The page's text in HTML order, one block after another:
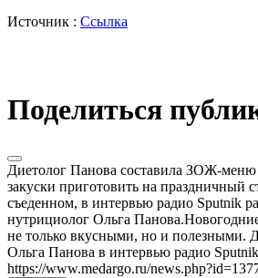
Источник : Ссылка
Поделиться
Диетолог Панова составила ЗОЖ-
закуски приготовить на праздничный
съеденном, в интервью радио Sputnik
нутрициолог Ольга
не только вкусными, но и полезными.
Ольга Панова в интервью радио
https://www.medargo.ru/